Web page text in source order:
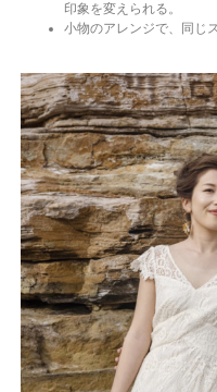
印象を変えられる。
小物のアレンジで、同じ